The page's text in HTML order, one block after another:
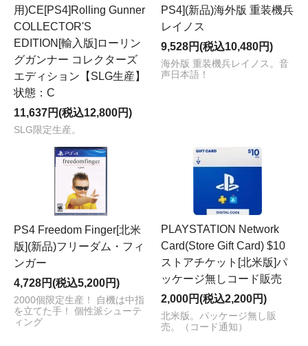
用)CE[PS4]Rolling Gunner
COLLECTOR'S
EDITION[輸入版]ローリン
グガンナー コレクターズ
エディション【SLG生産】
状態：C
11,637円(税込12,800円)
SLG限定生産。
PS4](新品)海外版 重装機兵
レイノス
9,528円(税込10,480円)
海外版 重装機兵レイノス。音
声日本語！
PS4 Freedom Finger[北米
版](新品)フリーダム・フィ
ンガー
4,728円(税込5,200円)
2000個限定生産！ 自機は中指
を立てた手！ 個性派シューテ
ィング
PLAYSTATION Network
Card(Store Gift Card) $10
ストアチケット[北米版]パ
ッケージ無しコード販売
2,000円(税込2,200円)
北米版。パッケージ無し販
売。（コード通知）